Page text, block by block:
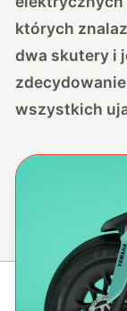
których
dwa skutery i
wszystkich